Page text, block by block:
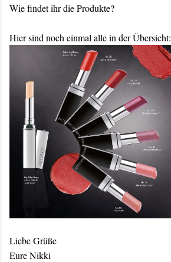
Wie findet ihr die Produkte?
Hier sind noch einmal alle in der Übersicht:
Liebe Grüße
Eure Nikki